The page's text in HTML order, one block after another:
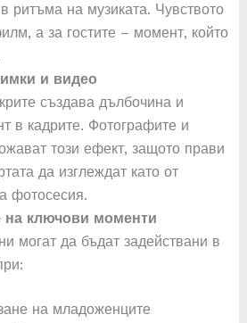
ритъма на музиката. Чувството
а за гостите – момент, който
и видео
създава дълбочина и
в кадрите. Фотографите и
този ефект, защото прави
да изглеждат като от
фотосесия.
на ключови моменти
могат да бъдат задействани в
на младоженците